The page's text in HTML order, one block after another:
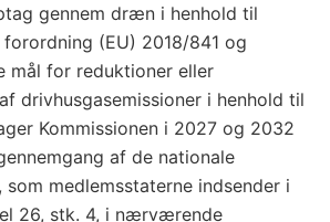
gennem dræn i henhold til
(EU) 2018/841 og
mål for reduktioner eller
drivhusgasemissioner i henhold til
Kommissionen i 2027 og 2032
af de nationale
medlemsstaterne indsender i
26, stk. 4, i nærværende